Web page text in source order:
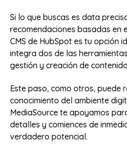
Si lo que buscas es data
recomendaciones basadas en
CMS de HubSpot es tu opción
integra dos de las
gestión y creación de
Este paso, como otros, puede
conocimiento del ambiente
MediaSource te apoyamos
detalles y comiences de
verdadero potencial.